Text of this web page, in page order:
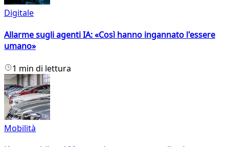
Digitale
Allarme sugli agenti IA: «Così hanno ingannato l'essere
umano»
1 min di lettura
Mobilità